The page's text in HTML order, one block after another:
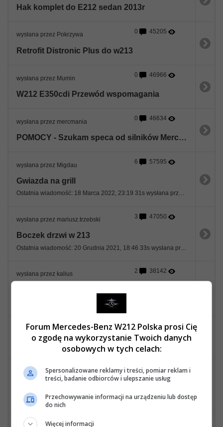
Hak komplet do E212 sedan 2013r
wysłana przez Pokrzywa 0 45205
Retrofit Distronic Plus do w213
wysłana przez Mumin 0 46966
W212 E350cdi Przewód wspomagania
wysłana przez mercmania 0 46634
POMOCY - Szukam speca od silników Mercedesa - woj. Łódzkie
wysłana przez Migdau 6 57595
Gwiazda na grill
Ostatnia wiadomość: 18 Marca 2022, 23:19 31s wysłana przez Migdau
wysłana przez mariusz.trzebski 3 47050
Boczek drzwi w 213
wysłana przez kalius 2 38142
wysłana przez joshi73 0 56724
Wtyczki czujnik poziomowania
wysłana przez Cider32 2 61700
Ostatnia wiadomość: 22 Października 2021, 04:11 14s wysłana przez Cider32
Forum Mercedes-Benz W212 Polska prosi Cię
o zgodę na wykorzystanie Twoich danych
osobowych w tych celach:
Spersonalizowane reklamy i treści, pomiar reklam i
treści, badanie odbiorców i ulepszanie usług
Przechowywanie informacji na urządzeniu lub dostęp
do nich
Więcej informacji